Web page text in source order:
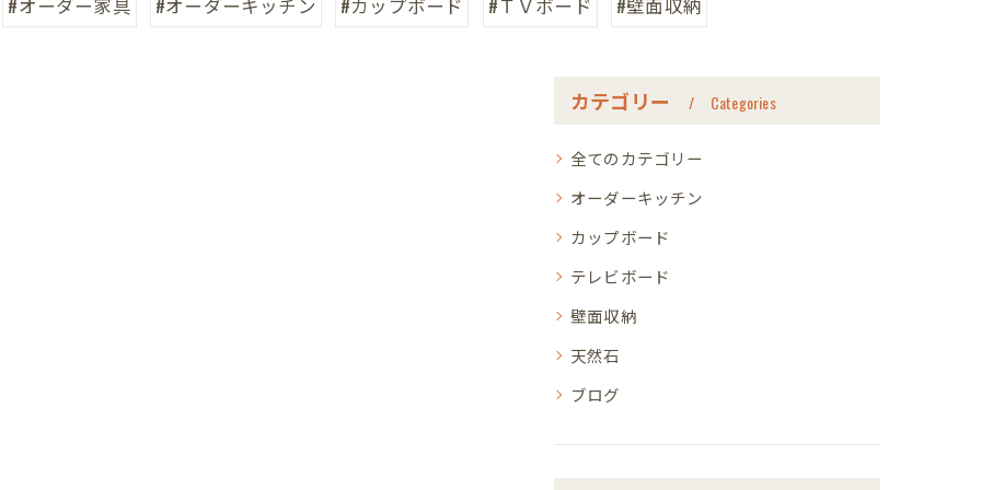
カテゴリー Categories
全てのカテゴリー
オーダーキッチン
カップボード
テレビボード
壁面収納
天然石
ブログ